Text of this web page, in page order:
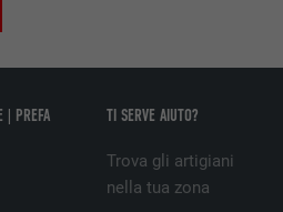
| PREFA TI SERVE AIUTO?
Trova gli artigiani
nella tua zona
dal servizio di social network
per il tracking dell’utilizzo di